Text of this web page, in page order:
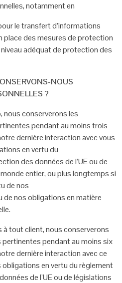
notamment en
le transfert d’informations
place des mesures de protection
adéquat de protection des
NOUS
?
nous conserverons les
pendant au moins trois
dernièreinteraction avec vous
en vertu du
des données de l’UE ou de
monde entier, ou plus longtemps si
de nos
de nos obligations en matière
tout client, nous conserverons
pertinentes pendant au moins six
dernière interaction avec ce
en vertu durèglement
de l’UE ou de législations